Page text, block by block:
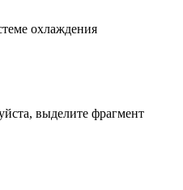
охлаждения
выделите фрагмент